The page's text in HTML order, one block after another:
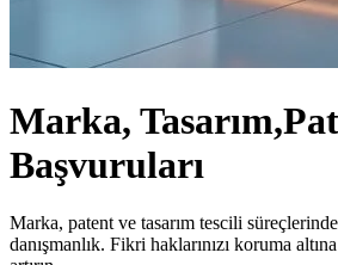
Marka, Tasarım,
Başvuruları
Marka, patent ve tasarım tescili
danışmanlık. Fikri haklarınızı koruma